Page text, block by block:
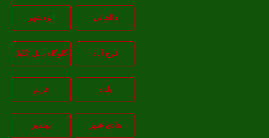
دالخانی ایزدشهر
فرح آباد گلوگاه بابل (گلیا)
فریم
هادی شهر بهنمیر